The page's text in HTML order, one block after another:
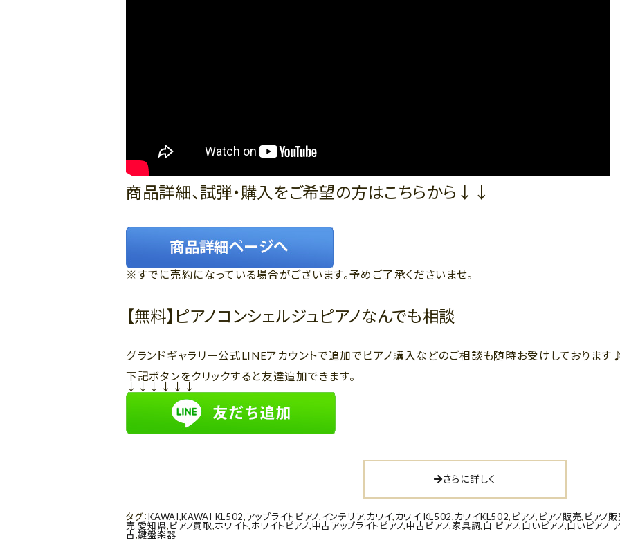
商品詳細、試弾・購入をご希望の方はこちらから↓↓
※すでに売約になっている場合がございます。予めご了承くださいませ。
【無料】ピアノコンシェルジュピアノなんでも相談
グランドギャラリー公式LINEアカウントで追加でピアノ購入などのご相談も随時お受けしております
下記ボタンをクリックすると友達追加できます。
↓↓↓↓↓↓
さらに詳しく
タグ：KAWAI,KAWAI KL502,アップライトピアノ,インテリア,カワイ,カワイ KL502,カワイKL502, ピアノ, ピアノ販売, ピアノ
売 愛知県,ピアノ買取,ホワイト,ホワイトピアノ,中古アップライトピアノ,中古ピアノ,家具調,白 ピアノ,白いピアノ,白いピアノ
古,鍵盤楽器